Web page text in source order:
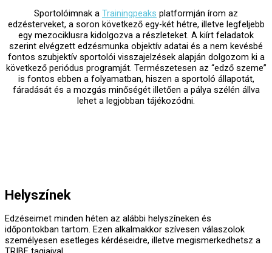
Sportolóimnak a Trainingpeaks platformján írom az
edzésterveket, a soron következő egy-két hétre, illetve legfeljebb
egy mezociklusra kidolgozva a részleteket. A kiírt feladatok
szerint elvégzett edzésmunka objektív adatai és a nem kevésbé
fontos szubjektív sportolói visszajelzések alapján dolgozom ki a
következő periódus programját. Természetesen az “edző szeme”
is fontos ebben a folyamatban, hiszen a sportoló állapotát,
fáradását és a mozgás minőségét illetően a pálya szélén állva
lehet a legjobban tájékozódni.
Helyszínek
Edzéseimet minden héten az alábbi helyszíneken és
időpontokban tartom. Ezen alkalmakkor szívesen válaszolok
személyesen esetleges kérdéseidre, illetve megismerkedhetsz a